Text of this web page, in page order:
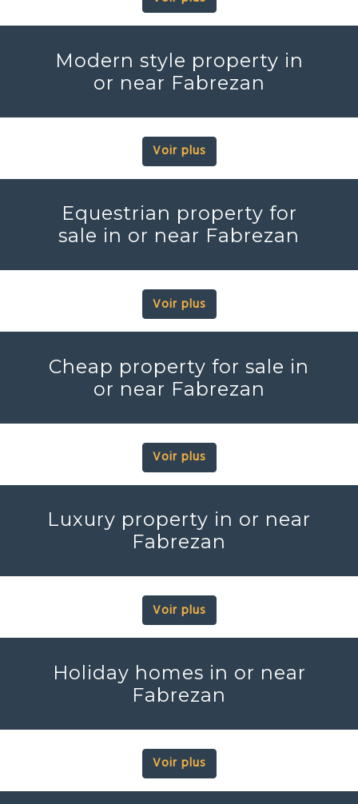
Modern style property in
or near Fabrezan
Voir plus
Equestrian property for
sale in or near Fabrezan
Voir plus
Cheap property for sale in
or near Fabrezan
Voir plus
Luxury property in or near
Fabrezan
Voir plus
Holiday homes in or near
Fabrezan
Voir plus